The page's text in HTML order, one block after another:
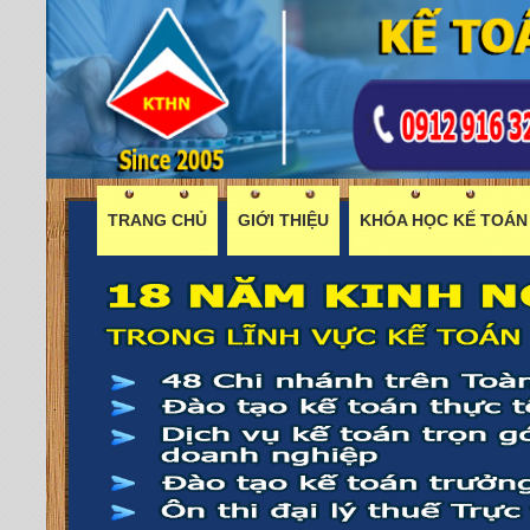
TRANG CHỦ GIỚI THIỆU KHÓA HỌC KẾ TOÁN